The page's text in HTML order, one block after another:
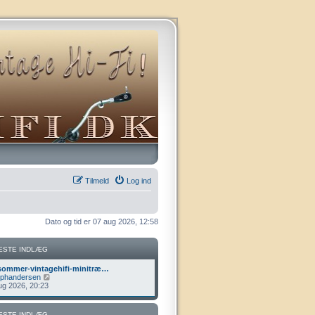
Log ind
Tilmeld
Dato og tid er 07 aug 2026, 12:58
INDLÆG
vintagehifi-minitræ…
d
2026, 20:23